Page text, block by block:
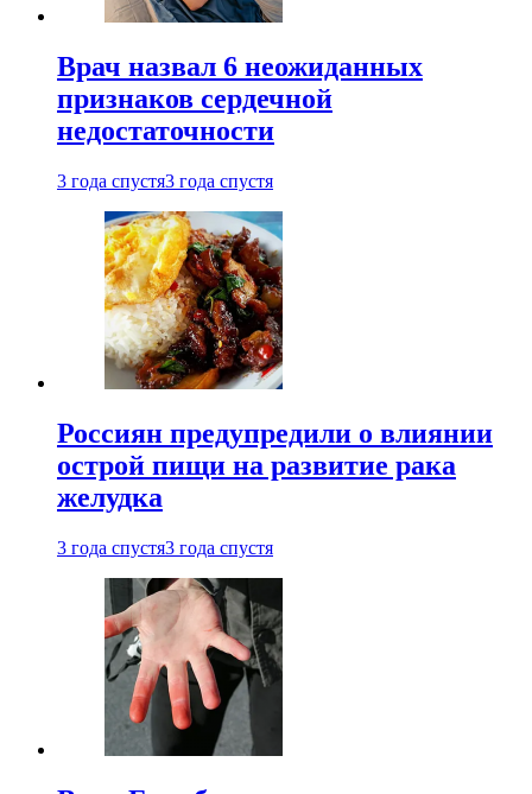
Врач назвал 6 неожиданных
признаков сердечной
недостаточности
3 года спустя3 года спустя
Россиян предупредили о влиянии
острой пищи на развитие рака
желудка
3 года спустя3 года спустя